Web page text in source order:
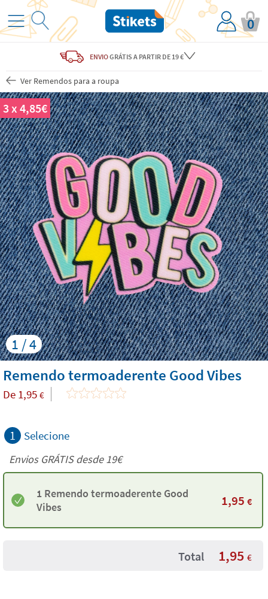
0
ENVIOGRÁTIS A PARTIR DE 19 €
Ver Remendos para a roupa
1 / 4
3 x 4,85€
Remendo termoaderente Good Vibes
De 1,95 €
1 Selecione
Envios GRÁTIS desde 19€
1 Remendo termoaderente Good
Vibes
1,95 €
Total 1,95 €